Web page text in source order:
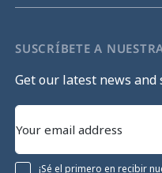
SUSCRÍBETE A
Get our latest news and
¡Sé el primero en recibir